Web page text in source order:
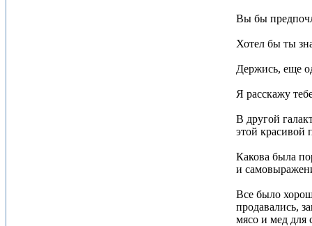
Вы бы
Хотел бы ты
Держись, еще
Я расскажу
В другой
этой красивой
Какова была
и
Все было
продавались,
мясо и мед для